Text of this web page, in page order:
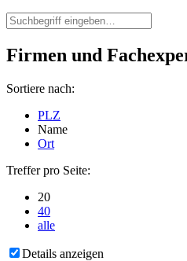
Firmen und
Sortiere nach:
PLZ
Name
Ort
Treffer pro Seite:
20
40
alle
Details anzeigen